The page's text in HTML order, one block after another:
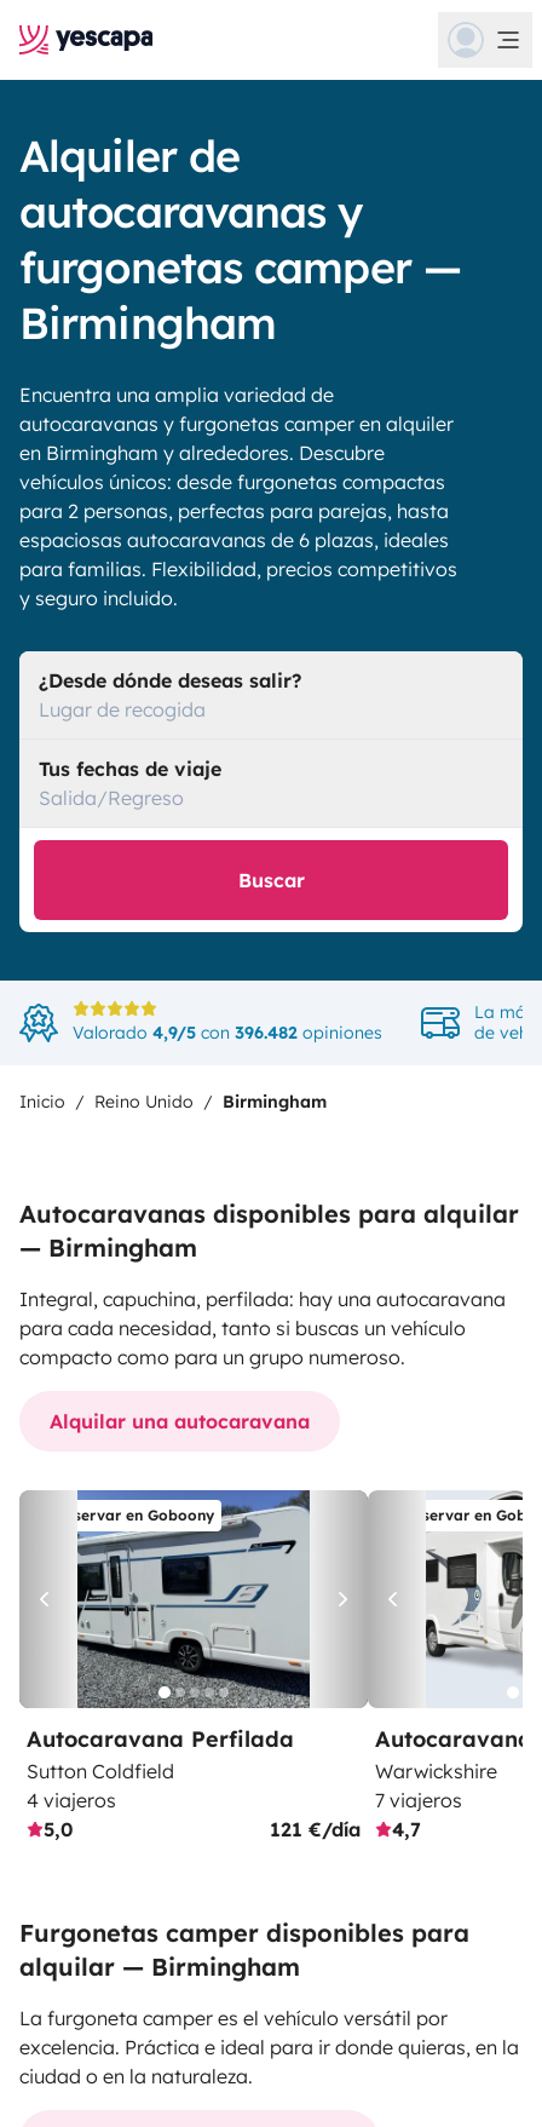
Alquiler de
autocaravanas y
furgonetas camper —
Birmingham
Encuentra una amplia variedad de
autocaravanas y furgonetas camper en alquiler
en Birmingham y alrededores. Descubre
vehículos únicos: desde furgonetas compactas
para 2 personas, perfectas para parejas, hasta
espaciosas autocaravanas de 6 plazas, ideales
para familias. Flexibilidad, precios competitivos
y seguro incluido.
¿Desde dónde deseas salir?
Lugar de recogida
Tus fechas de viaje
Salida/Regreso
Buscar
Valorado 4,9/5 con 396.482 opiniones
La más
de
Inicio Reino Unido Birmingham
Autocaravanas disponibles para alquilar
— Birmingham
Integral, capuchina, perfilada: hay una autocaravana
para cada necesidad, tanto si buscas un vehículo
compacto como para un grupo numeroso.
Alquilar una autocaravana
Reservar en Goboony
Autocaravana Perfilada
Sutton Coldfield
4 viajeros
5,0
121 €/día
Reservar en
Autocaravana
Warwickshire
7 viajeros
4,7
Furgonetas camper disponibles para
alquilar — Birmingham
La furgoneta camper es el vehículo versátil por
excelencia. Práctica e ideal para ir donde quieras, en la
ciudad o en la naturaleza.